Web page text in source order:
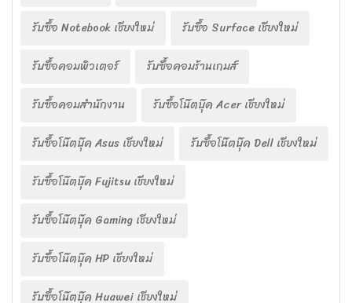
รับซื้อ Notebook เชียงใหม่
รับซื้อ Surface เชียงใหม่
รับซื้อคอมพิวเตอร์
รับซื้อคอมร้านเกมส์
รับซื้อคอมสำนักงาน
รับซื้อโน๊ตบุ๊ค Acer เชียงใหม่
รับซื้อโน๊ตบุ๊ค Asus เชียงใหม่
รับซื้อโน๊ตบุ๊ค Dell เชียงใหม่
รับซื้อโน๊ตบุ๊ค Fujitsu เชียงใหม่
รับซื้อโน๊ตบุ๊ค Gaming เชียงใหม่
รับซื้อโน๊ตบุ๊ค HP เชียงใหม่
รับซื้อโน๊ตบุ๊ค Huawei เชียงใหม่